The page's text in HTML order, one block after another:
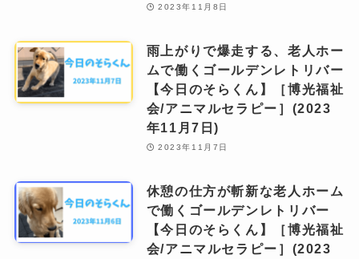
2023年11月8日
雨上がりで爆走する、老人ホー
ムで働くゴールデンレトリバー
【今日のそらくん】［博光福祉
会/アニマルセラピー］(2023
年11月7日)
2023年11月7日
休憩の仕方が斬新な老人ホーム
で働くゴールデンレトリバー
【今日のそらくん】［博光福祉
会/アニマルセラピー］(2023